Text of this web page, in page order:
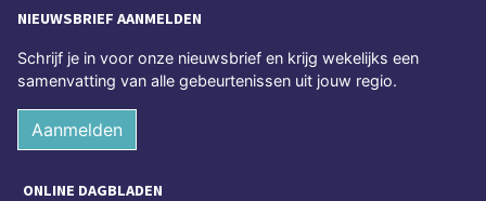
NIEUWSBRIEF AANMELDEN
Schrijf je in voor onze nieuwsbrief en krijg wekelijks een
samenvatting van alle gebeurtenissen uit jouw regio.
Aanmelden
ONLINE DAGBLADEN